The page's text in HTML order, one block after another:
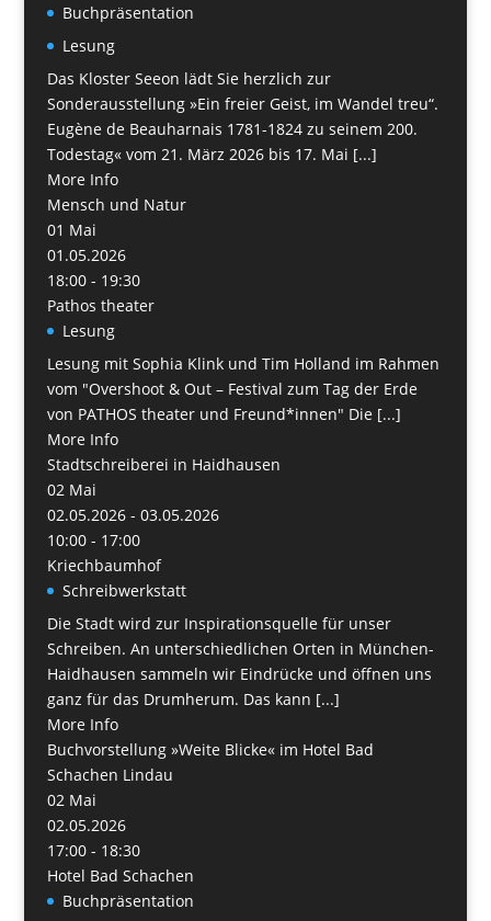
Buchpräsentation
Lesung
Das Kloster Seeon lädt Sie herzlich zur
Sonderausstellung »Ein freier Geist, im Wandel treu“.
Eugène de Beauharnais 1781-1824 zu seinem 200.
Todestag« vom 21. März 2026 bis 17. Mai [...]
More Info
Mensch und Natur
01 Mai
01.05.2026
18:00 - 19:30
Pathos theater
Lesung
Lesung mit Sophia Klink und Tim Holland im Rahmen
vom "Overshoot & Out – Festival zum Tag der Erde
von PATHOS theater und Freund*innen" Die [...]
More Info
Stadtschreiberei in Haidhausen
02 Mai
02.05.2026 - 03.05.2026
10:00 - 17:00
Kriechbaumhof
Schreibwerkstatt
Die Stadt wird zur Inspirationsquelle für unser
Schreiben. An unterschiedlichen Orten in München-
Haidhausen sammeln wir Eindrücke und öffnen uns
ganz für das Drumherum. Das kann [...]
More Info
Buchvorstellung »Weite Blicke« im Hotel Bad
Schachen Lindau
02 Mai
02.05.2026
17:00 - 18:30
Hotel Bad Schachen
Buchpräsentation